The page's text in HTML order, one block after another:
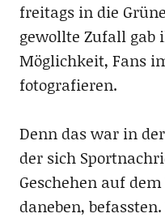
freitags in die
gewollte Zufall gab
Möglichkeit, Fans
fotografieren.
Denn das war in
der sich
Geschehen auf
daneben,